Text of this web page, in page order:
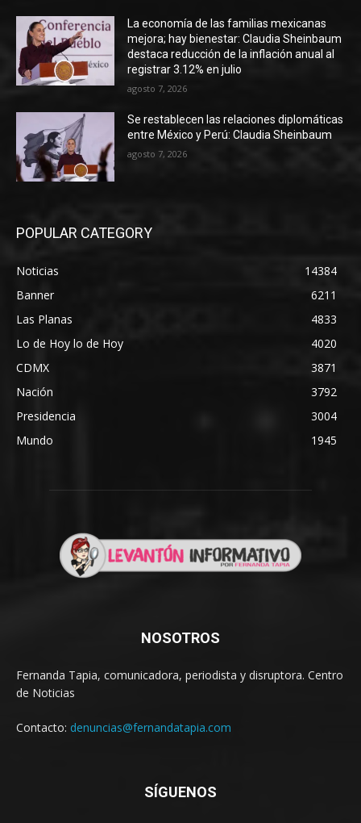
La economía de las familias mexicanas
mejora; hay bienestar: Claudia Sheinbaum
destaca reducción de la inflación anual al
registrar 3.12% en julio
agosto 7, 2026
Se restablecen las relaciones diplomáticas
entre México y Perú: Claudia Sheinbaum
agosto 7, 2026
POPULAR CATEGORY
Noticias
14384
Banner
6211
Las Planas
4833
Lo de Hoy lo de Hoy
4020
CDMX
3871
Nación
3792
Presidencia
3004
Mundo
1945
NOSOTROS
Fernanda Tapia, comunicadora, periodista y disruptora. Centro
de Noticias
Contacto: denuncias@fernandatapia.com
SÍGUENOS